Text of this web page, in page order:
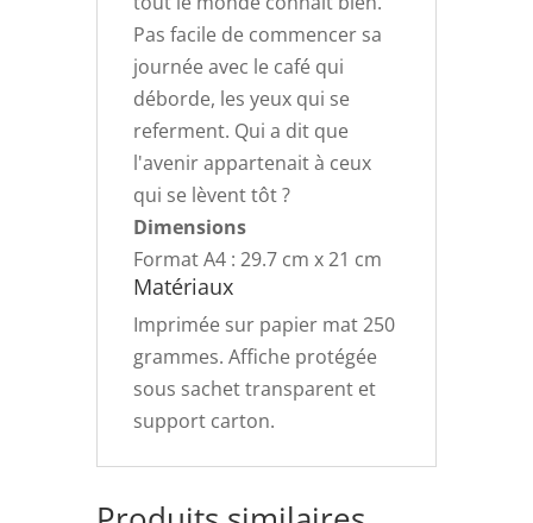
Pas facile de commencer sa
journée avec le café qui
déborde, les yeux qui se
referment. Qui a dit que
l'avenir appartenait à ceux
qui se lèvent tôt ?
Dimensions
Format A4 : 29.7 cm x 21 cm
Matériaux
Imprimée sur papier mat 250
grammes. Affiche protégée
sous sachet transparent et
support carton.